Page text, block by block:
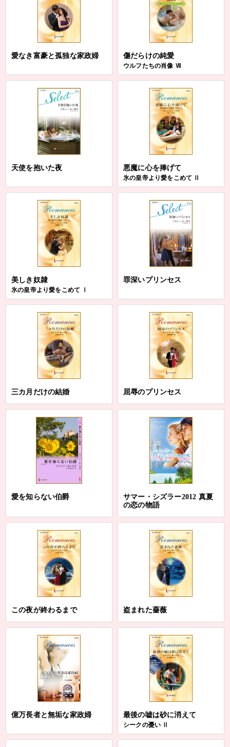
愛なき富豪と孤独な家政婦 傷だらけの純愛
ウルフたちの肖像 Ⅶ
天使を抱いた夜 悪魔に心を捧げて
氷の皇帝より愛をこめて Ⅱ
美しき奴隷
氷の皇帝より愛をこめて Ⅰ
罪深いプリンセス
三カ月だけの結婚 屈辱のプリンセス
愛を知らない伯爵
サマー・シズラー2012 真夏
の恋の物語
この夜が終わるまで 盗まれた薔薇
億万長者と無垢な家政婦 最後の嘘は砂に消えて
シークの憂い Ⅱ